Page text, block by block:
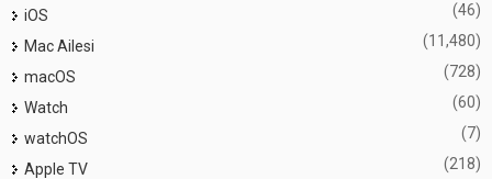
iOS (46)
Mac Ailesi (11,480)
macOS (728)
Watch (60)
watchOS (7)
Apple TV (218)